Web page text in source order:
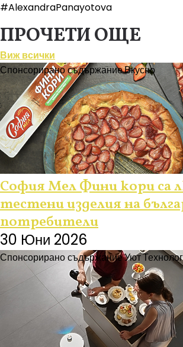
#AlexandraPanayotova
ПРОЧЕТИ ОЩЕ
Виж всички
Спонсорирано съдържаниеВкусно
София Мел Фини кори са
тестени изделия на
потребители
30 Юни 2026
Спонсорирано съдържаниеУют